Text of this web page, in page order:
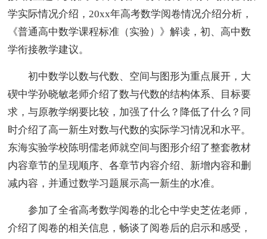
学实际情况介绍，20xx年高考数学阅卷情况介绍分析，
《普通高中数学课程标准（实验）》解读，初、高中数
学衔接教学建议。
初中数学以数与代数、空间与图形为重点展开，大
碶中学孙晓敏老师介绍了数与代数的结构体系、目标要
求，与原教学纲要比较，加强了什么？降低了什么？同
时介绍了高一新生对数与代数的实际学习情况和水平。
东海实验学校陈明儒老师就空间与图形介绍了整套教材
内容章节的呈现顺序、各章节内容介绍、新增内容和删
减内容，并通过数学习题展示高一新生的水准。
参加了全省高考数学阅卷的北仑中学史芝佐老师，
介绍了阅卷的相关信息，畅谈了阅卷后的启示和感受，